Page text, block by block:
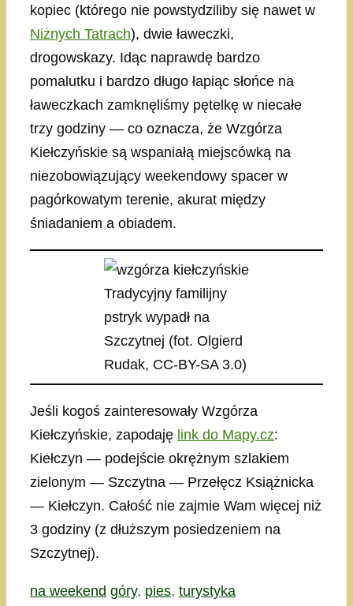
kopiec (którego nie powstydziliby się nawet w
Niżnych Tatrach), dwie ławeczki,
drogowskazy. Idąc naprawdę bardzo
pomalutku i bardzo długo łapiąc słońce na
ławeczkach zamknęliśmy pętelkę w niecałe
trzy godziny — co oznacza, że Wzgórza
Kiełczyńskie są wspaniałą miejscówką na
niezobowiązujący weekendowy spacer w
pagórkowatym terenie, akurat między
śniadaniem a obiadem.
Tradycyjny familijny
pstryk wypadł na
Szczytnej (fot. Olgierd
Rudak, CC-BY-SA 3.0)
Jeśli kogoś zainteresowały Wzgórza
Kiełczyńskie, zapodaję link do Mapy.cz:
Kiełczyn — podejście okrężnym szlakiem
zielonym — Szczytna — Przełęcz Książnicka
— Kiełczyn. Całość nie zajmie Wam więcej niż
3 godziny (z dłuższym posiedzeniem na
Szczytnej).
Kategorie
na weekend Tagi
góry, pies, turystyka